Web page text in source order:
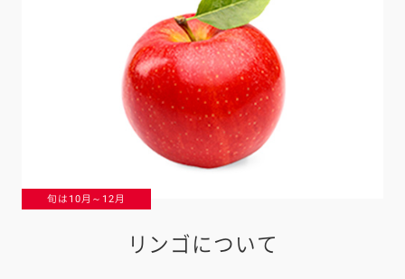
旬は10月～12月
リンゴについて